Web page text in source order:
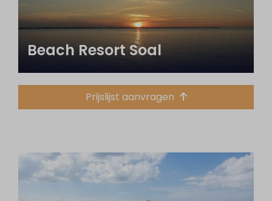
Beach Resort Soal
Prijslijst aanvragen